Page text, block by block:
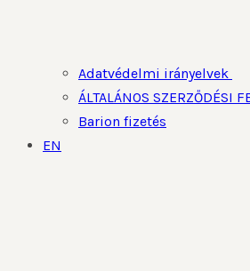
Adatvédelmi irányelvek
ÁLTALÁNOS SZERZŐDÉSI
Barion fizetés
EN